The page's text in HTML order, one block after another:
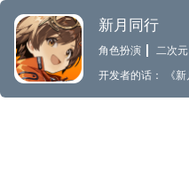
新月同行
角色扮演 二次元